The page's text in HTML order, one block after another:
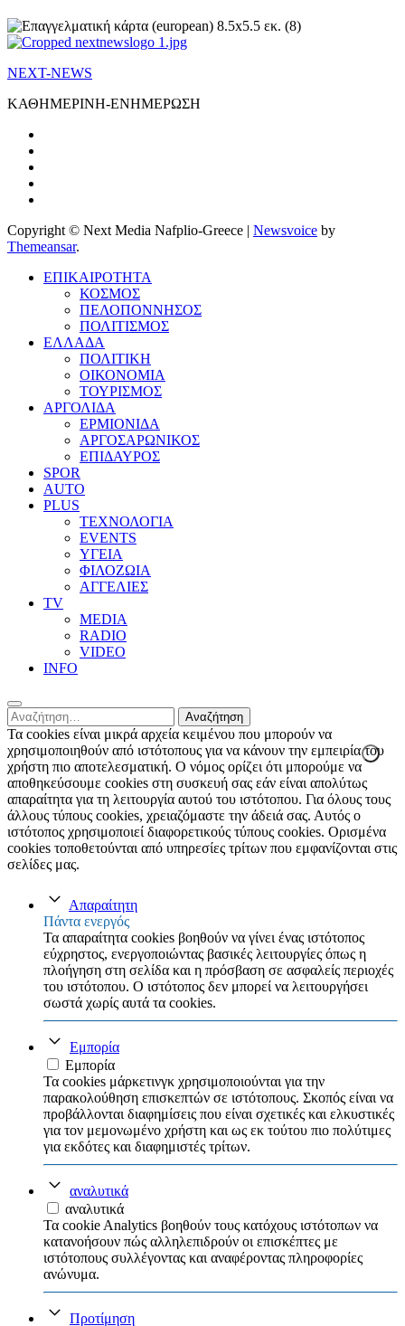
NEXT-NEWS
ΚΑΘΗΜΕΡΙΝΗ-ΕΝΗΜΕΡΩΣΗ
Copyright © Next Media Nafplio-Greece | Newsvoice by
Themeansar.
ΕΠΙΚΑΙΡΟΤΗΤΑ
ΚΟΣΜΟΣ
ΠΕΛΟΠΟΝΝΗΣΟΣ
ΠΟΛΙΤΙΣΜΟΣ
ΕΛΛΑΔΑ
ΠΟΛΙΤΙΚΗ
ΟΙΚΟΝΟΜΙΑ
ΤΟΥΡΙΣΜΟΣ
ΑΡΓΟΛΙΔΑ
ΕΡΜΙΟΝΙΔΑ
ΑΡΓΟΣΑΡΩΝΙΚΟΣ
ΕΠΙΔΑΥΡΟΣ
SPOR
AUTO
PLUS
ΤΕΧΝΟΛΟΓΙΑ
EVENTS
ΥΓΕΙΑ
ΦΙΛΟΖΩΙΑ
ΑΓΓΕΛΙΕΣ
ΤV
MEDIA
RADIO
VIDEO
INFO
Αναζήτηση
για:
Τα cookies είναι μικρά αρχεία κειμένου που μπορούν να
χρησιμοποιηθούν από ιστότοπους για να κάνουν την εμπειρία του
χρήστη πιο αποτελεσματική. Ο νόμος ορίζει ότι μπορούμε να
αποθηκεύσουμε cookies στη συσκευή σας εάν είναι απολύτως
απαραίτητα για τη λειτουργία αυτού του ιστότοπου. Για όλους τους
άλλους τύπους cookies, χρειαζόμαστε την άδειά σας. Αυτός ο
ιστότοπος χρησιμοποιεί διαφορετικούς τύπους cookies. Ορισμένα
cookies τοποθετούνται από υπηρεσίες τρίτων που εμφανίζονται στις
σελίδες μας.
Απαραίτητη
Πάντα ενεργός
Τα απαραίτητα cookies βοηθούν να γίνει ένας ιστότοπος
εύχρηστος, ενεργοποιώντας βασικές λειτουργίες όπως η
πλοήγηση στη σελίδα και η πρόσβαση σε ασφαλείς περιοχές
του ιστότοπου. Ο ιστότοπος δεν μπορεί να λειτουργήσει
σωστά χωρίς αυτά τα cookies.
Εμπορία
Εμπορία
Τα cookies μάρκετινγκ χρησιμοποιούνται για την
παρακολούθηση επισκεπτών σε ιστότοπους. Σκοπός είναι να
προβάλλονται διαφημίσεις που είναι σχετικές και ελκυστικές
για τον μεμονωμένο χρήστη και ως εκ τούτου πιο πολύτιμες
για εκδότες και διαφημιστές τρίτων.
αναλυτικά
αναλυτικά
Τα cookie Analytics βοηθούν τους κατόχους ιστότοπων να
κατανοήσουν πώς αλληλεπιδρούν οι επισκέπτες με
ιστότοπους συλλέγοντας και αναφέροντας πληροφορίες
ανώνυμα.
Προτίμηση